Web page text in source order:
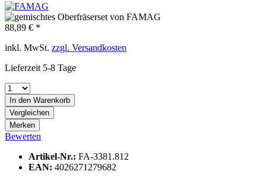
88,89 € *
inkl. MwSt. zzgl. Versandkosten
Lieferzeit 5-8 Tage
In den Warenkorb
Vergleichen
Merken
Bewerten
Artikel-Nr.: FA-3381.812
EAN: 4026271279682